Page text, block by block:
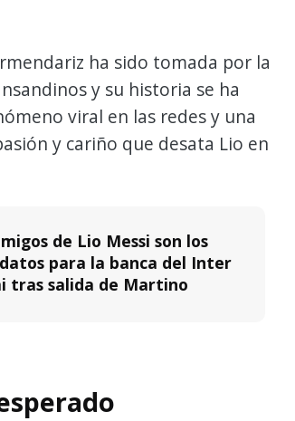
ha sido tomada por la
y su historia se ha
viral en las redes y una
y cariño que desata Lio en
de Lio Messi son los
para la banca del Inter
tras salida de Martino